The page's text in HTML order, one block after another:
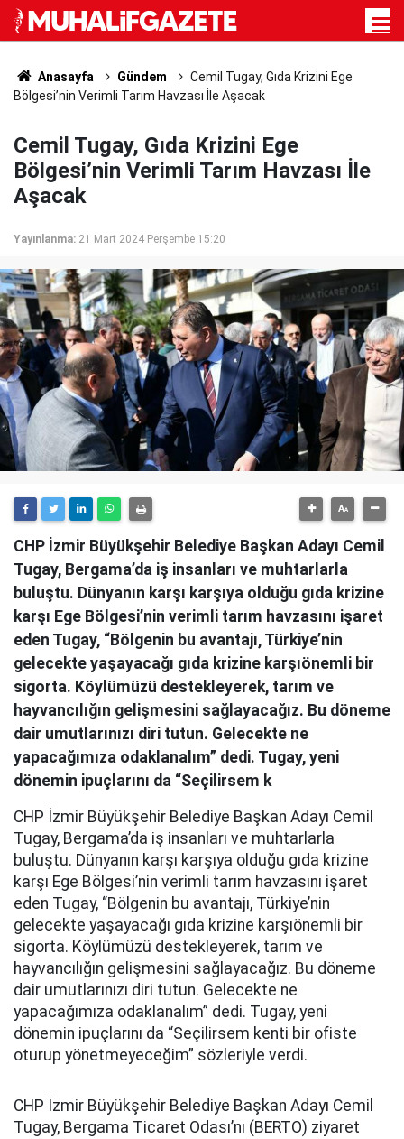
Anasayfa Gündem
Cemil Tugay, Gıda Krizini Ege
Bölgesi’nin Verimli Tarım Havzası İle Aşacak
Cemil Tugay, Gıda Krizini Ege
Bölgesi’nin Verimli Tarım Havzası İle
Aşacak
Yayınlanma: 21 Mart 2024 Perşembe 15:20
CHP İzmir Büyükşehir Belediye Başkan Adayı Cemil
Tugay, Bergama’da iş insanları ve muhtarlarla
buluştu. Dünyanın karşı karşıya olduğu gıda krizine
karşı Ege Bölgesi’nin verimli tarım havzasını işaret
eden Tugay, “Bölgenin bu avantajı, Türkiye’nin
gelecekte yaşayacağı gıda krizine karşıönemli bir
sigorta. Köylümüzü destekleyerek, tarım ve
hayvancılığın gelişmesini sağlayacağız. Bu döneme
dair umutlarınızı diri tutun. Gelecekte ne
yapacağımıza odaklanalım” dedi. Tugay, yeni
dönemin ipuçlarını da “Seçilirsem k
CHP İzmir Büyükşehir Belediye Başkan Adayı Cemil
Tugay, Bergama’da iş insanları ve muhtarlarla
buluştu. Dünyanın karşı karşıya olduğu gıda krizine
karşı Ege Bölgesi’nin verimli tarım havzasını işaret
eden Tugay, “Bölgenin bu avantajı, Türkiye’nin
gelecekte yaşayacağı gıda krizine karşıönemli bir
sigorta. Köylümüzü destekleyerek, tarım ve
hayvancılığın gelişmesini sağlayacağız. Bu döneme
dair umutlarınızı diri tutun. Gelecekte ne
yapacağımıza odaklanalım” dedi. Tugay, yeni
dönemin ipuçlarını da “Seçilirsem kenti bir ofiste
oturup yönetmeyeceğim” sözleriyle verdi.
CHP İzmir Büyükşehir Belediye Başkan Adayı Cemil
Tugay, Bergama Ticaret Odası’nı (BERTO) ziyaret